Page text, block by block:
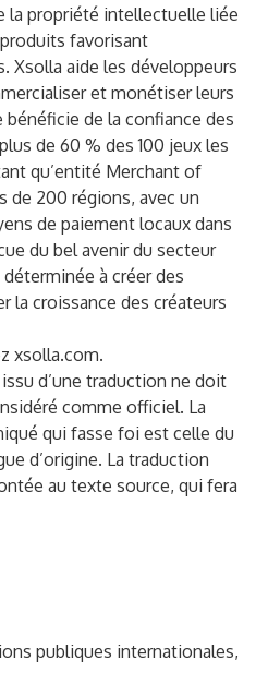
la propriété intellectuelle liée
favorisant
Xsolla aide les développeurs
et monétiser leurs
bénéficie de la confiance des
de 60 % des 100 jeux les
qu’entité Merchant of
de 200 régions, avec un
de paiement locaux dans
du bel avenir du secteur
à créer des
la croissance des créateurs
xsolla.com.
d’une traduction ne doit
comme officiel. La
qui fasse foi est celle du
d’origine. La traduction
au texte source, qui fera
publiques internationales,